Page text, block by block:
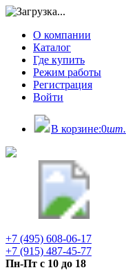
О компании
Каталог
Где купить
Режим работы
Регистрация
Войти
В корзине:0шт.
+7 (495) 608-06-17
+7 (915) 487-45-77
Пн-Пт с 10 до 18